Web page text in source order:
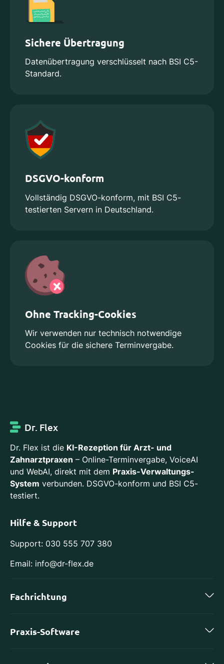
Sichere Übertragung
Datenübertragung verschlüsselt nach BSI C5-
Standard.
DSGVO-konform
Vollständig DSGVO-konform, mit BSI C5-
testierten Servern in Deutschland.
Ohne Tracking-Cookies
Wir verwenden nur technisch notwendige
Cookies für die sichere Terminvergabe.
Dr. Flex
Dr. Flex ist die KI-Rezeption für Arzt- und
Zahnarztpraxen – Online-Terminvergabe, VoiceAI
und WebAI, direkt mit dem Praxis-Verwaltungs-
System verbunden. DSGVO-konform und BSI C5-
testiert.
Hilfe & Support
Support: 030 555 707 380
Email: info@dr-flex.de
Fachrichtung
Praxis-Software